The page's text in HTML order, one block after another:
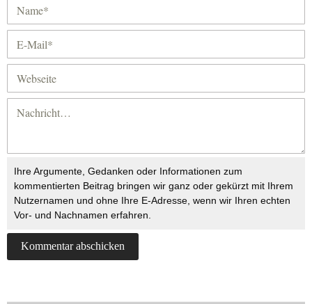
Ihre Argumente, Gedanken oder Informationen zum
kommentierten Beitrag bringen wir ganz oder gekürzt mit Ihrem
Nutzernamen und ohne Ihre E-Adresse, wenn wir Ihren echten
Vor- und Nachnamen erfahren.